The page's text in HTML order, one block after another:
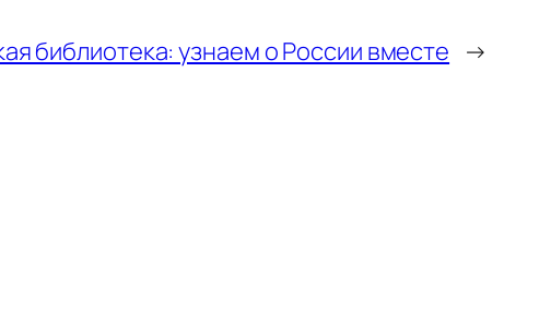
библиотека: узнаем о России вместе →